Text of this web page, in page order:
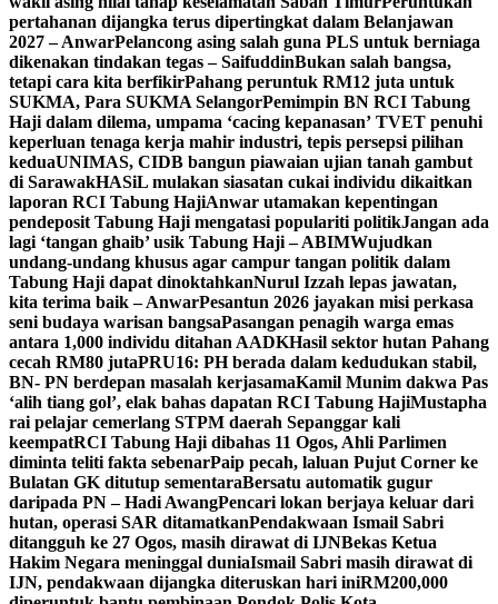
pertahanan dijangka terus dipertingkat dalam Belanjawan
2027 – AnwarPelancong asing salah guna PLS untuk berniaga
dikenakan tindakan tegas – SaifuddinBukan salah bangsa,
tetapi cara kita berfikirPahang peruntuk RM12 juta untuk
SUKMA, Para SUKMA SelangorPemimpin BN RCI Tabung
Haji dalam dilema, umpama ‘cacing kepanasan’ TVET penuhi
keperluan tenaga kerja mahir industri, tepis persepsi pilihan
keduaUNIMAS, CIDB bangun piawaian ujian tanah gambut
di SarawakHASiL mulakan siasatan cukai individu dikaitkan
laporan RCI Tabung HajiAnwar utamakan kepentingan
pendeposit Tabung Haji mengatasi populariti politikJangan ada
lagi ‘tangan ghaib’ usik Tabung Haji – ABIMWujudkan
undang-undang khusus agar campur tangan politik dalam
Tabung Haji dapat dinoktahkanNurul Izzah lepas jawatan,
kita terima baik – AnwarPesantun 2026 jayakan misi perkasa
seni budaya warisan bangsaPasangan penagih warga emas
antara 1,000 individu ditahan AADKHasil sektor hutan Pahang
cecah RM80 jutaPRU16: PH berada dalam kedudukan stabil,
BN- PN berdepan masalah kerjasamaKamil Munim dakwa Pas
‘alih tiang gol’, elak bahas dapatan RCI Tabung HajiMustapha
rai pelajar cemerlang STPM daerah Sepanggar kali
keempatRCI Tabung Haji dibahas 11 Ogos, Ahli Parlimen
diminta teliti fakta sebenarPaip pecah, laluan Pujut Corner ke
Bulatan GK ditutup sementaraBersatu automatik gugur
daripada PN – Hadi AwangPencari lokan berjaya keluar dari
hutan, operasi SAR ditamatkanPendakwaan Ismail Sabri
ditangguh ke 27 Ogos, masih dirawat di IJNBekas Ketua
Hakim Negara meninggal duniaIsmail Sabri masih dirawat di
IJN, pendakwaan dijangka diteruskan hari iniRM200,000